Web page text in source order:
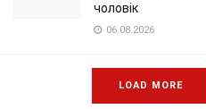
чоловік
06.08.2026
LOAD MORE